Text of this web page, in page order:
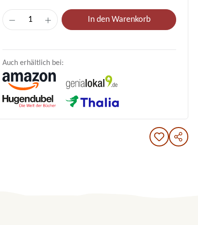
Produkt Anzahl: Gib den gewünschten
In den Warenkorb
Auch erhältlich bei: